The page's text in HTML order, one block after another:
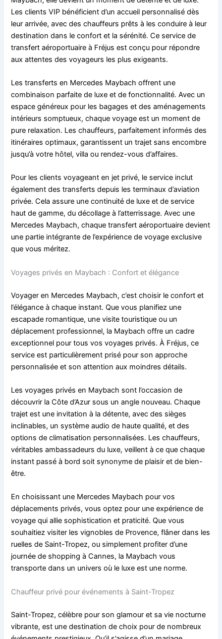
Les clients VIP bénéficient d’un accueil personnalisé dès
leur arrivée, avec des chauffeurs prêts à les conduire à leur
destination dans le confort et la sérénité. Ce service de
transfert aéroportuaire à Fréjus est conçu pour répondre
aux attentes des voyageurs les plus exigeants.
Les transferts en Mercedes Maybach offrent une
combinaison parfaite de luxe et de fonctionnalité. Avec un
espace généreux pour les bagages et des aménagements
intérieurs somptueux, chaque voyage est un moment de
pure relaxation. Les chauffeurs, parfaitement informés des
itinéraires optimaux, garantissent un trajet sans encombre
jusqu’à votre hôtel, villa ou rendez-vous d’affaires.
Pour les clients voyageant en jet privé, le service inclut
également des transferts depuis les terminaux d’aviation
privée. Cela assure une continuité de luxe et de service
haut de gamme, du décollage à l’atterrissage. Avec une
Mercedes Maybach, chaque transfert aéroportuaire devient
une partie intégrante de l’expérience de voyage exclusive
que vous méritez.
Voyages privés en Maybach : Confort et élégance
Voyager en Mercedes Maybach, c’est choisir le confort et
l’élégance à chaque instant. Que vous planifiez une
escapade romantique, une visite touristique ou un
déplacement professionnel, la Maybach offre un cadre
exceptionnel pour tous vos voyages privés. À Fréjus, ce
service est particulièrement prisé pour son approche
personnalisée et son attention aux moindres détails.
Les voyages privés en Maybach sont l’occasion de
découvrir la Côte d’Azur sous un angle nouveau. Chaque
trajet est une invitation à la détente, avec des sièges
inclinables, un système audio de haute qualité, et des
options de climatisation personnalisées. Les chauffeurs,
véritables ambassadeurs du luxe, veillent à ce que chaque
instant passé à bord soit synonyme de plaisir et de bien-
être.
En choisissant une Mercedes Maybach pour vos
déplacements privés, vous optez pour une expérience de
voyage qui allie sophistication et praticité. Que vous
souhaitiez visiter les vignobles de Provence, flâner dans les
ruelles de Saint-Tropez, ou simplement profiter d’une
journée de shopping à Cannes, la Maybach vous
transporte dans un univers où le luxe est une norme.
Chauffeur privé pour événements à Saint-Tropez
Saint-Tropez, célèbre pour son glamour et sa vie nocturne
vibrante, est une destination de choix pour de nombreux